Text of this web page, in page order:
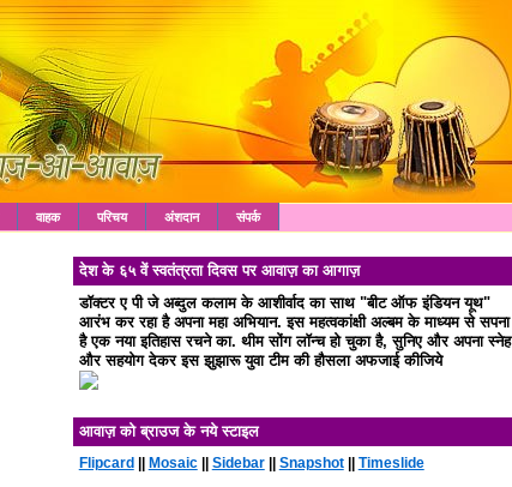
वाहक परिचय अंशदान संपर्क
देश के ६५ वें स्वतंत्रता दिवस पर आवाज़ का आगाज़
डॉक्टर ए पी जे अब्दुल कलाम के आशीर्वाद का साथ "बीट ऑफ इंडियन यूथ"
आरंभ कर रहा है अपना महा अभियान. इस महत्वकांक्षी अल्बम के माध्यम से सपना
है एक नया इतिहास रचने का. थीम सोंग लॉन्च हो चुका है, सुनिए और अपना स्नेह
और सहयोग देकर इस झुझारू युवा टीम की हौसला अफजाई कीजिये
आवाज़ को ब्राउज के नये स्टाइल
Flipcard Mosaic|| Sidebar|| Snapshot|| Timeslide